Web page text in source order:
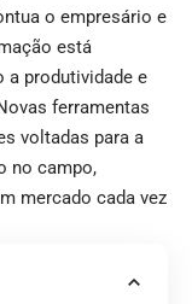
o empresário e
está
a produtividade e
ferramentas
voltadas para a
no campo,
mercado cada vez